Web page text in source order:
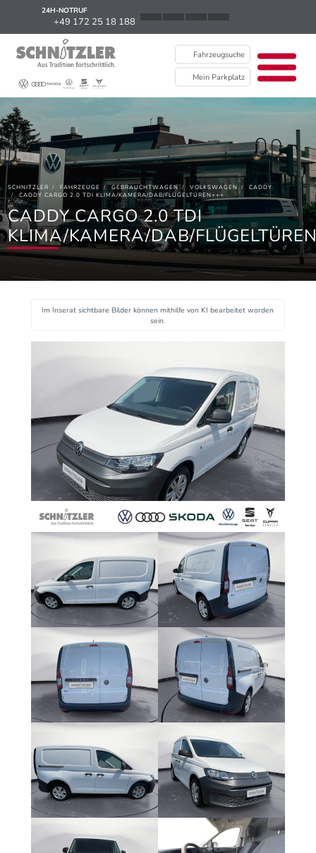
24H-NOTRUF
+49 172 25 18 188
Fahrzeugsuche
Mein Parkplatz
News
Kontakt / Standorte
Über uns
Newsletter
EU Data Act
SCHNITZLER FAHRZEUGE GEBRAUCHTWAGEN VOLKSWAGEN
CADDY
CADDY CARGO 2.0 TDI KLIMA/KAMERA/DAB/FLÜGELTÜREN+++
CADDY CARGO 2.0 TDI
KLIMA/KAMERA/DAB/
Im Inserat sichtbare Bilder können mithilfe von KI bearbeitet worden
sein.